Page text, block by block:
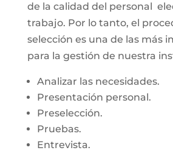
de la calidad del personal
trabajo. Por lo tanto, el
selección es una de las más
para la gestión de nuestra
Analizar las necesidades.
Presentación personal.
Preselección.
Pruebas.
Entrevista.